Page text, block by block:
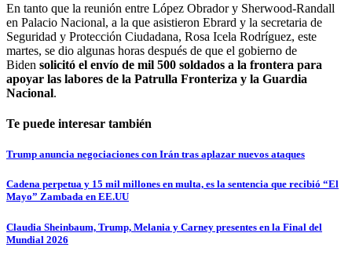
En tanto que la reunión entre López Obrador y Sherwood-Randall
en Palacio Nacional, a la que asistieron Ebrard y la secretaria de
Seguridad y Protección Ciudadana, Rosa Icela Rodríguez, este
martes, se dio algunas horas después de que el gobierno de
Biden solicitó el envío de mil 500 soldados a la frontera para
apoyar las labores de la Patrulla Fronteriza y la Guardia
Nacional.
Te puede interesar también
Trump anuncia negociaciones con Irán tras aplazar nuevos ataques
Cadena perpetua y 15 mil millones en multa, es la sentencia que recibió “El
Mayo” Zambada en EE.UU
Claudia Sheinbaum, Trump, Melania y Carney presentes en la Final del
Mundial 2026